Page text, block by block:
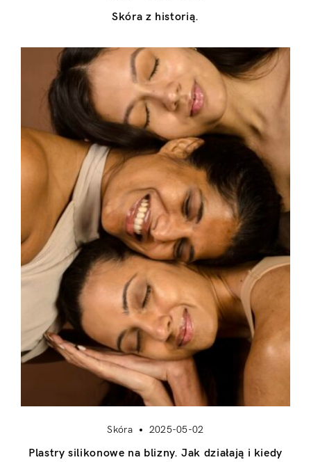
Skóra z historią.
Skóra 2025-05-02
Plastry silikonowe na blizny. Jak działają i kiedy